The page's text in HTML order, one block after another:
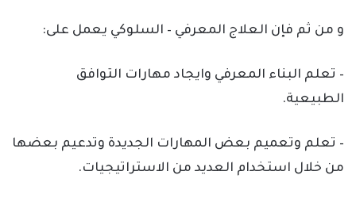
و من ثم فإن العلاج المعرفي – السلوكي يعمل على:
– تعلم البناء المعرفي وايجاد مهارات التوافق
الطبيعية.
– تعلم وتعميم بعض المهارات الجديدة وتدعيم بعضها
من خلال استخدام العديد من الاستراتيجيات.